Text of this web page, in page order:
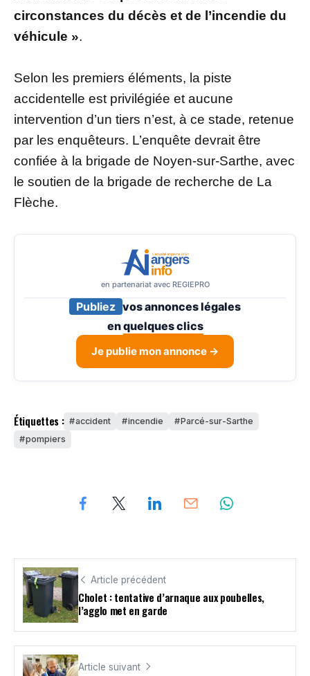
circonstances du décès et de l’incendie du
véhicule ».
Selon les premiers éléments, la piste
accidentelle est privilégiée et aucune
intervention d’un tiers n’est, à ce stade, retenue
par les enquêteurs. L’enquête devrait être
confiée à la brigade de Noyen-sur-Sarthe, avec
le soutien de la brigade de recherche de La
Flèche.
en partenariat avec REGIEPRO
Publiez vos annonces légales
enquelques clics
Je publie mon annonce →
Étiquettes : accident incendie
Parcé-sur-Sarthe
pompiers
Article précédent
Cholet : tentative d’arnaque aux poubelles,
l’agglo met en garde
Article suivant